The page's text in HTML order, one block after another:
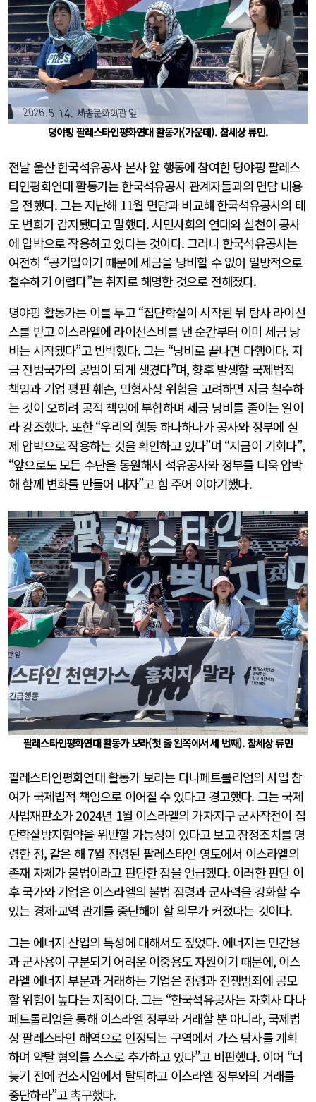
뎡야핑 팔레스타인평화연대 활동가(가운데). 참세상 류민.
전날 울산 한국석유공사 본사 앞 행동에 참여한 뎡야핑 팔레스
타인평화연대 활동가는 한국석유공사 관계자들과의 면담 내용
을 전했다. 그는 지난해 11월 면담과 비교해 한국석유공사의 태
도 변화가 감지됐다고 말했다. 시민사회의 연대와 실천이 공사
에 압박으로 작용하고 있다는 것이다. 그러나 한국석유공사는
여전히 “공기업이기 때문에 세금을 낭비할 수 없어 일방적으로
철수하기 어렵다”는 취지로 해명한 것으로 전해졌다.
뎡야핑 활동가는 이를 두고 “집단학살이 시작된 뒤 탐사 라이선
스를 받고 이스라엘에 라이선스비를 낸 순간부터 이미 세금 낭
비는 시작됐다”고 반박했다. 그는 “낭비로 끝나면 다행이다. 지
금 전범국가의 공범이 되게 생겼다”며, 향후 발생할 국제법적
책임과 기업 평판 훼손, 민형사상 위험을 고려하면 지금 철수하
는 것이 오히려 공적 책임에 부합하며 세금 낭비를 줄이는 일이
라 강조했다. 또한 “우리의 행동 하나하나가 공사와 정부에 실
제 압박으로 작용하는 것을 확인하고 있다”며 “지금이 기회다”,
“앞으로도 모든 수단을 동원해서 석유공사와 정부를 더욱 압박
해 함께 변화를 만들어 내자”고 힘 주어 이야기했다.
팔레스타인평화연대 활동가 보라(첫 줄 왼쪽에서 세 번째). 참세상 류민
팔레스타인평화연대 활동가 보라는 다나페트롤리엄의 사업 참
여가 국제법적 책임으로 이어질 수 있다고 경고했다. 그는 국제
사법재판소가 2024년 1월 이스라엘의 가자지구 군사작전이 집
단학살방지협약을 위반할 가능성이 있다고 보고 잠정조치를 명
령한 점, 같은 해 7월 점령된 팔레스타인 영토에서 이스라엘의
존재 자체가 불법이라고 판단한 점을 언급했다. 이러한 판단 이
후 국가와 기업은 이스라엘의 불법 점령과 군사력을 강화할 수
있는 경제·교역 관계를 중단해야 할 의무가 커졌다는 것이다.
그는 에너지 산업의 특성에 대해서도 짚었다. 에너지는 민간용
과 군사용이 구분되기 어려운 이중용도 자원이기 때문에, 이스
라엘 에너지 부문과 거래하는 기업은 점령과 전쟁범죄에 공모
할 위험이 높다는 지적이다. 그는 “한국석유공사는 자회사 다나
페트롤리엄을 통해 이스라엘 정부와 거래할 뿐 아니라, 국제법
상 팔레스타인 해역으로 인정되는 구역에서 가스 탐사를 계획
하며 약탈 혐의를 스스로 추가하고 있다”고 비판했다. 이어 “더
늦기 전에 컨소시엄에서 탈퇴하고 이스라엘 정부와의 거래를
중단하라”고 촉구했다.